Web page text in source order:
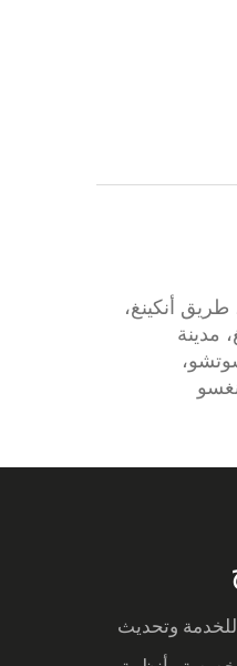
208-1، طريق أنكينغ،
مدينة
وتحديث
الجديدة